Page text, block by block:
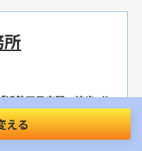
近鉄四日市駅」徒歩3分
県四日市市諏訪栄町2-
階
える